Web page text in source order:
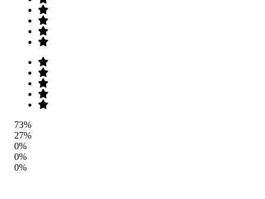
73%
27%
0%
0%
0%